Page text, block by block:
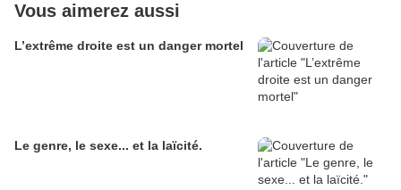
Vous aimerez aussi
L’extrême droite est un danger mortel
Le genre, le sexe... et la laïcité.